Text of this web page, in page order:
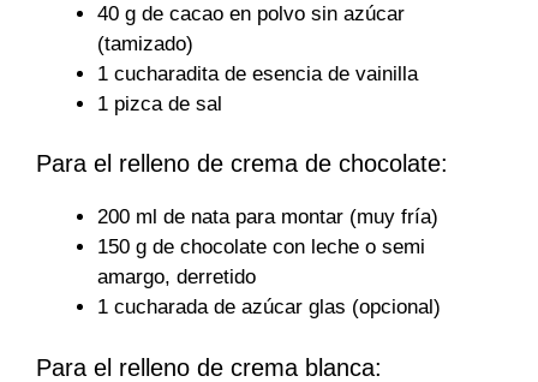
40 g de cacao en polvo sin azúcar
(tamizado)
1 cucharadita de esencia de vainilla
1 pizca de sal
Para el relleno de crema de chocolate:
200 ml de nata para montar (muy fría)
150 g de chocolate con leche o semi
amargo, derretido
1 cucharada de azúcar glas (opcional)
Para el relleno de crema blanca: